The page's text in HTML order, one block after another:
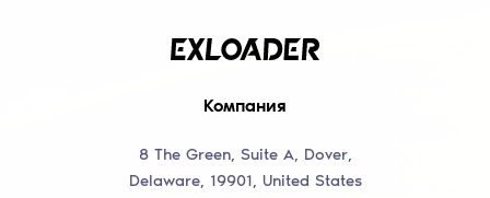
Компания
8 The Green, Suite A, Dover,
Delaware, 19901, United States